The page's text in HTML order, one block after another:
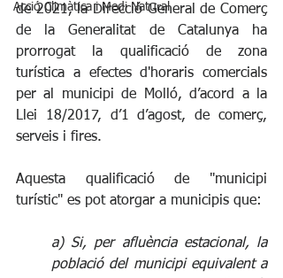
Acció Climàtica i Medi Natural
de 2021, la Direcció General de Comerç
de la Generalitat de Catalunya ha
prorrogat la qualificació de zona
turística a efectes d'horaris comercials
per al municipi de Molló, d’acord a la
Llei 18/2017, d’1 d’agost, de comerç,
serveis i fires.
Aquesta qualificació de "municipi
turístic" es pot atorgar a municipis que:
a) Si, per afluència estacional, la
població del municipi equivalent a